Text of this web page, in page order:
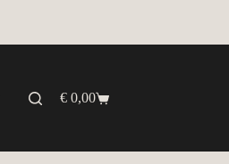
Winkelwagen
€0,00